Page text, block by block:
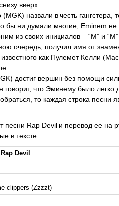
вверх.
(MGK) назвали в честь
бы ни думали многие, Eminem
из своих инициалов – “M” и
очередь, получил имя от
как Пулемет Келли
достиг вершин без помощи
что Эминему было легко
то каждая строка песни
песни Rap Devil и перевод ее
в тексте.
Rap Devil
clippers (Zzzzt)